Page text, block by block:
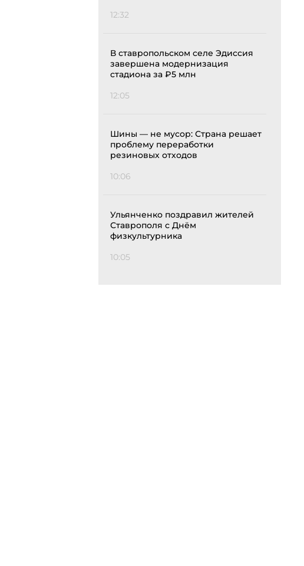
12:32
В ставропольском селе Эдиссия
завершена модернизация
стадиона за ₽5 млн
12:05
Шины — не мусор: Страна решает
проблему переработки
резиновых отходов
10:06
Ульянченко поздравил жителей
Ставрополя с Днём
физкультурника
10:05